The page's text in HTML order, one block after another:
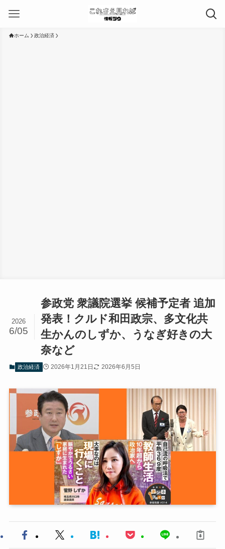
ホーム 政治経済
参政党 衆議院選挙 候補予定者 追加
発表！クルド和田政宗、多文化共
生かんのしずか、うなぎ好きの大
奈など
2026
6/05
政治経済 2026年1月21日 2026年6月5日